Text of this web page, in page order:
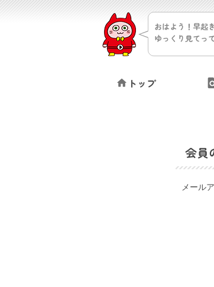
おはよう！早起
ゆっくり見てっ
トップ
会員
メール